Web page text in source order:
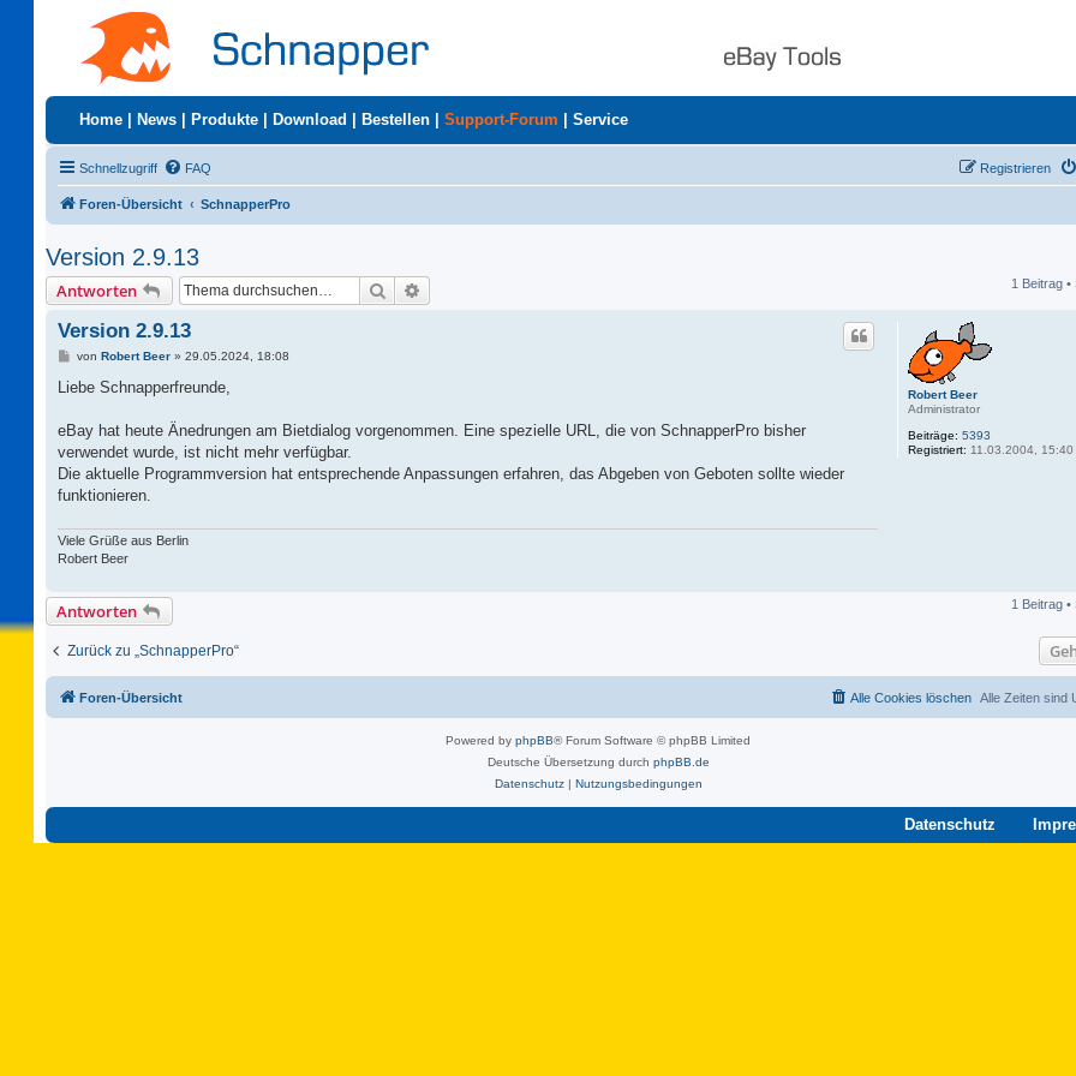
Home News Produkte Download Bestellen Support-Forum Service
Schnellzugriff FAQ Registrieren
Foren-Übersicht SchnapperPro
Version 2.9.13
Antworten Suche 1 Beitrag •
Robert Beer
Administrator
Beiträge: 5393
Registriert: 11.03.2004, 15:40
Version 2.9.13
B
i
a
von Robert Beer» 29.05.2024, 18:08
Liebe Schnapperfreunde,
eBay hat heute Änedrungen am Bietdialog vorgenommen. Eine spezielle URL, die von SchnapperPro bisher
verwendet wurde, ist nicht mehr verfügbar.
Die aktuelle Programmversion hat entsprechende Anpassungen erfahren, das Abgeben von Geboten sollte wieder
funktionieren.
Viele Grüße aus Berlin
Robert Beer
Antworten 1 Beitrag •
Zurück zu „SchnapperPro“
Foren-Übersicht Alle Zeiten sind
Alle Cookies löschen
Powered by phpBB® Forum Software © phpBB Limited
Deutsche Übersetzung durch phpBB.de
Datenschutz| Nutzungsbedingungen
Datenschutz